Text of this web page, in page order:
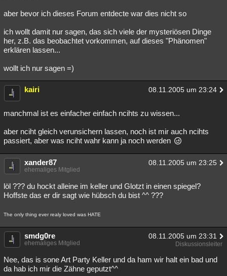
Lesenswert Schlüsselwörter
aber bevor ich dieses Forum entdecte war dies nicht so
ich wollt damit nur sagen, das sich viele der mysteriösen Dinge
her, z.B. das beobachtet vorkommen, auf dieses "Phänomen"
erklären lassen...
wollt ich nur sagen =)
kairi 08.11.2005 um 23:24
manchmal ist es einfacher einfach ncihts zu wissen...
aber nciht gleich verunsichern lassen, noch ist mir auch ncihts
passiert, aber was nciht wahr kann ja noch werden
xander87 08.11.2005 um 23:25
ehemaliges Mitglied
löl ??? du hockt alleine im keller und Glotzt in einen spiegel?
Hoffste das er dir sagt wie hübsch du bist ^^ ???
The only thing ever realy loved was HATE
smdg0re 08.11.2005 um 23:31
ehemaliges Mitglied Diskussionsleiter
Nee, das is sone Art Party Keller und da ham wir halt ein bad und
da hab ich mir die Zähne geputzt^^